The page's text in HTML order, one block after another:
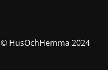
© HusOchHemma 2024